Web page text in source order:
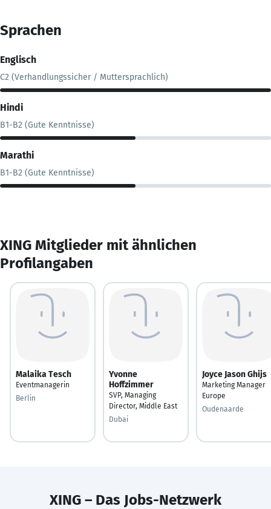
Sprachen
Englisch
C2 (Verhandlungssicher / Muttersprachlich)
Hindi
B1-B2 (Gute Kenntnisse)
Marathi
B1-B2 (Gute Kenntnisse)
XING Mitglieder mit ähnlichen
Profilangaben
Malaika Tesch
Eventmanagerin
Berlin
Yvonne
Hoffzimmer
SVP, Managing
Director, Middle East
Dubai
Joyce Jason Ghijs
Marketing Manager
Europe
Oudenaarde
XING – Das Jobs-Netzwerk